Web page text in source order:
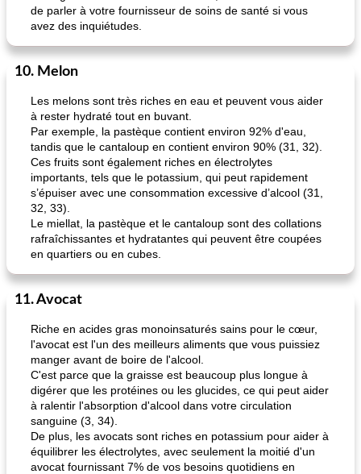
de parler à votre fournisseur de soins de santé si vous
avez des inquiétudes.
10. Melon
Les melons sont très riches en eau et peuvent vous aider
à rester hydraté tout en buvant.
Par exemple, la pastèque contient environ 92% d'eau,
tandis que le cantaloup en contient environ 90% (31, 32).
Ces fruits sont également riches en électrolytes
importants, tels que le potassium, qui peut rapidement
s’épuiser avec une consommation excessive d’alcool (31,
32, 33).
Le miellat, la pastèque et le cantaloup sont des collations
rafraîchissantes et hydratantes qui peuvent être coupées
en quartiers ou en cubes.
11. Avocat
Riche en acides gras monoinsaturés sains pour le cœur,
l'avocat est l'un des meilleurs aliments que vous puissiez
manger avant de boire de l'alcool.
C'est parce que la graisse est beaucoup plus longue à
digérer que les protéines ou les glucides, ce qui peut aider
à ralentir l'absorption d'alcool dans votre circulation
sanguine (3, 34).
De plus, les avocats sont riches en potassium pour aider à
équilibrer les électrolytes, avec seulement la moitié d'un
avocat fournissant 7% de vos besoins quotidiens en